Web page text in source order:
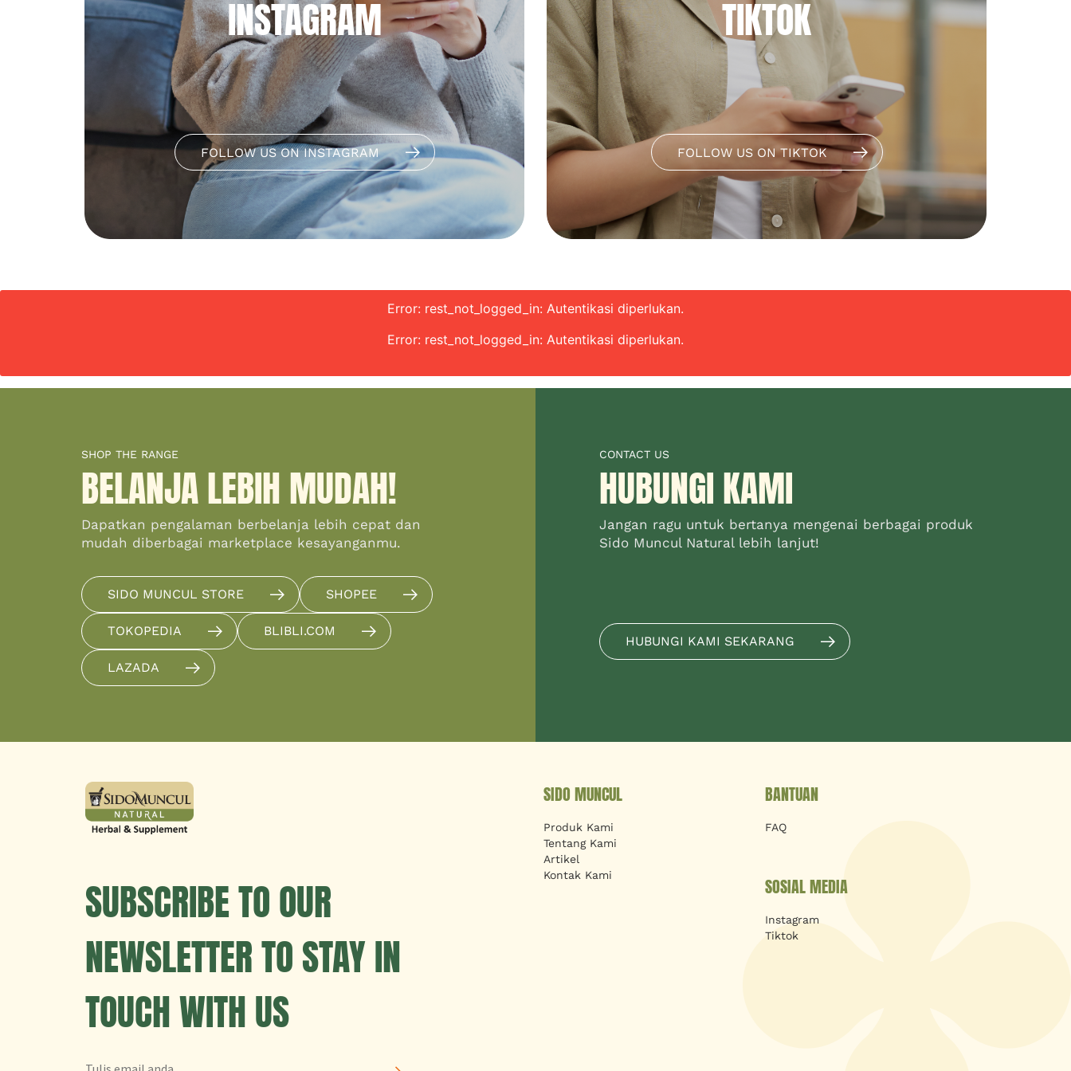
INSTAGRAM
FOLLOW US ON INSTAGRAM
TIKTOK
FOLLOW US ON TIKTOK
Error: rest_not_logged_in: Autentikasi diperlukan.
Error: rest_not_logged_in: Autentikasi diperlukan.
SHOP THE RANGE
BELANJA LEBIH MUDAH!
Dapatkan pengalaman berbelanja lebih cepat dan
mudah diberbagai marketplace kesayanganmu.
SIDO MUNCUL STORE SHOPEE
TOKOPEDIA BLIBLI.COM
LAZADA
CONTACT US
HUBUNGI KAMI
Jangan ragu untuk bertanya mengenai berbagai produk
Sido Muncul Natural lebih lanjut!
HUBUNGI KAMI SEKARANG
SUBSCRIBE TO OUR
NEWSLETTER TO STAY IN
TOUCH WITH US
SIDO MUNCUL
Produk Kami
Tentang Kami
Artikel
Kontak Kami
BANTUAN
FAQ
SOSIAL MEDIA
Instagram
Tiktok